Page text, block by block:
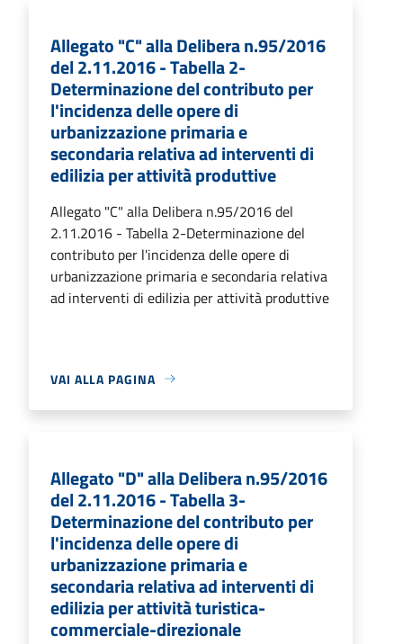
Allegato "C" alla Delibera n.95/2016
del 2.11.2016 - Tabella 2-
Determinazione del contributo per
l'incidenza delle opere di
urbanizzazione primaria e
secondaria relativa ad interventi di
edilizia per attività produttive
Allegato "C" alla Delibera n.95/2016 del
2.11.2016 - Tabella 2-Determinazione del
contributo per l'incidenza delle opere di
urbanizzazione primaria e secondaria relativa
ad interventi di edilizia per attività produttive
VAI ALLA PAGINA
Allegato "D" alla Delibera n.95/2016
del 2.11.2016 - Tabella 3-
Determinazione del contributo per
l'incidenza delle opere di
urbanizzazione primaria e
secondaria relativa ad interventi di
edilizia per attività turistica-
commerciale-direzionale